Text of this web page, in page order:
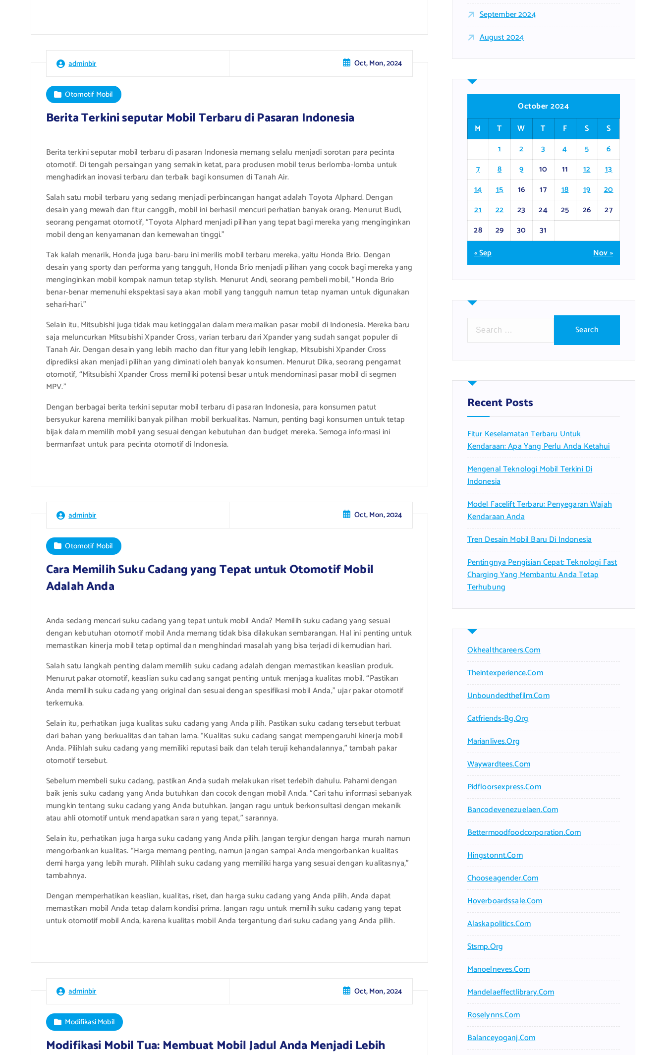
adminbir Oct, Mon, 2024
Otomotif Mobil
Berita Terkini seputar Mobil Terbaru di Pasaran Indonesia
Berita terkini seputar mobil terbaru di pasaran Indonesia memang selalu menjadi sorotan para pecinta
otomotif. Di tengah persaingan yang semakin ketat, para produsen mobil terus berlomba-lomba untuk
menghadirkan inovasi terbaru dan terbaik bagi konsumen di Tanah Air.
Salah satu mobil terbaru yang sedang menjadi perbincangan hangat adalah Toyota Alphard. Dengan
desain yang mewah dan fitur canggih, mobil ini berhasil mencuri perhatian banyak orang. Menurut Budi,
seorang pengamat otomotif, “Toyota Alphard menjadi pilihan yang tepat bagi mereka yang menginginkan
mobil dengan kenyamanan dan kemewahan tinggi.”
Tak kalah menarik, Honda juga baru-baru ini merilis mobil terbaru mereka, yaitu Honda Brio. Dengan
desain yang sporty dan performa yang tangguh, Honda Brio menjadi pilihan yang cocok bagi mereka yang
menginginkan mobil kompak namun tetap stylish. Menurut Andi, seorang pembeli mobil, “Honda Brio
benar-benar memenuhi ekspektasi saya akan mobil yang tangguh namun tetap nyaman untuk digunakan
sehari-hari.”
Selain itu, Mitsubishi juga tidak mau ketinggalan dalam meramaikan pasar mobil di Indonesia. Mereka baru
saja meluncurkan Mitsubishi Xpander Cross, varian terbaru dari Xpander yang sudah sangat populer di
Tanah Air. Dengan desain yang lebih macho dan fitur yang lebih lengkap, Mitsubishi Xpander Cross
diprediksi akan menjadi pilihan yang diminati oleh banyak konsumen. Menurut Dika, seorang pengamat
otomotif, “Mitsubishi Xpander Cross memiliki potensi besar untuk mendominasi pasar mobil di segmen
MPV.”
Dengan berbagai berita terkini seputar mobil terbaru di pasaran Indonesia, para konsumen patut
bersyukur karena memiliki banyak pilihan mobil berkualitas. Namun, penting bagi konsumen untuk tetap
bijak dalam memilih mobil yang sesuai dengan kebutuhan dan budget mereka. Semoga informasi ini
bermanfaat untuk para pecinta otomotif di Indonesia.
adminbir Oct, Mon, 2024
Otomotif Mobil
Cara Memilih Suku Cadang yang Tepat untuk Otomotif Mobil
Adalah Anda
Anda sedang mencari suku cadang yang tepat untuk mobil Anda? Memilih suku cadang yang sesuai
dengan kebutuhan otomotif mobil Anda memang tidak bisa dilakukan sembarangan. Hal ini penting untuk
memastikan kinerja mobil tetap optimal dan menghindari masalah yang bisa terjadi di kemudian hari.
Salah satu langkah penting dalam memilih suku cadang adalah dengan memastikan keaslian produk.
Menurut pakar otomotif, keaslian suku cadang sangat penting untuk menjaga kualitas mobil. “Pastikan
Anda memilih suku cadang yang original dan sesuai dengan spesifikasi mobil Anda,” ujar pakar otomotif
terkemuka.
Selain itu, perhatikan juga kualitas suku cadang yang Anda pilih. Pastikan suku cadang tersebut terbuat
dari bahan yang berkualitas dan tahan lama. “Kualitas suku cadang sangat mempengaruhi kinerja mobil
Anda. Pilihlah suku cadang yang memiliki reputasi baik dan telah teruji kehandalannya,” tambah pakar
otomotif tersebut.
Sebelum membeli suku cadang, pastikan Anda sudah melakukan riset terlebih dahulu. Pahami dengan
baik jenis suku cadang yang Anda butuhkan dan cocok dengan mobil Anda. “Cari tahu informasi sebanyak
mungkin tentang suku cadang yang Anda butuhkan. Jangan ragu untuk berkonsultasi dengan mekanik
atau ahli otomotif untuk mendapatkan saran yang tepat,” sarannya.
Selain itu, perhatikan juga harga suku cadang yang Anda pilih. Jangan tergiur dengan harga murah namun
mengorbankan kualitas. “Harga memang penting, namun jangan sampai Anda mengorbankan kualitas
demi harga yang lebih murah. Pilihlah suku cadang yang memiliki harga yang sesuai dengan kualitasnya,”
tambahnya.
Dengan memperhatikan keaslian, kualitas, riset, dan harga suku cadang yang Anda pilih, Anda dapat
memastikan mobil Anda tetap dalam kondisi prima. Jangan ragu untuk memilih suku cadang yang tepat
untuk otomotif mobil Anda, karena kualitas mobil Anda tergantung dari suku cadang yang Anda pilih.
adminbir Oct, Mon, 2024
Modifikasi Mobil
Modifikasi Mobil Tua: Membuat Mobil Jadul Anda Menjadi Lebih
September 2024
August 2024
October 2024
M
T W T F S
S
1
2 3 4 5
6
7
8 9 10 11 12
13
14
15 16 17 18 19
20
21
22 23 24 25 26
27
28
29 30
31
« Sep
Nov »
r
h
f
o
:
Recent Posts
Fitur Keselamatan Terbaru Untuk
Kendaraan: Apa Yang Perlu Anda Ketahui
Mengenal Teknologi Mobil Terkini Di
Indonesia
Model Facelift Terbaru: Penyegaran Wajah
Kendaraan Anda
Tren Desain Mobil Baru Di Indonesia
Pentingnya Pengisian Cepat: Teknologi Fast
Charging Yang Membantu Anda Tetap
Terhubung
Okhealthcareers.com
Theintexperience.com
Unboundedthefilm.com
Catfriends-Bg.org
Marianlives.org
Waywardtees.com
Pidfloorsexpress.com
Bancodevenezuelaen.com
Bettermoodfoodcorporation.com
Hingstonnt.com
Chooseagender.com
Hoverboardssale.com
Alaskapolitics.com
Stsmp.org
Manoelneves.com
Mandelaeffectlibrary.com
Roselynns.com
Balanceyoganj.com